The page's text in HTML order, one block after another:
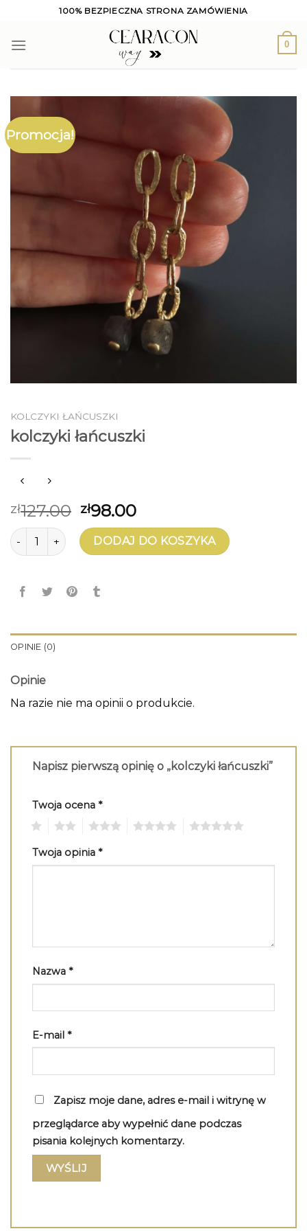
content
100% BEZPIECZNA STRONA ZAMÓWIENIA
0
Promocja!
KOLCZYKI ŁAŃCUSZKI
kolczyki łańcuszki
zł127.00 zł98.00
ilość kolczyki łańcuszkiDODAJ DO KOSZYKA
OPINIE (0)
Opinie
Na razie nie ma opinii o produkcie.
Napisz pierwszą opinię o „kolczyki łańcuszki”
Twoja ocena *
Twoja opinia *
Nazwa *
E-mail *
Zapisz moje dane, adres e-mail i witrynę w
przeglądarce aby wypełnić dane podczas
pisania kolejnych komentarzy.